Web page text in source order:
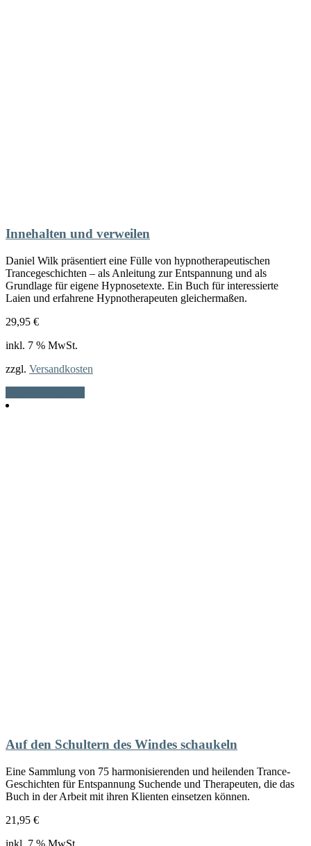
Innehalten und verweilen
Daniel Wilk präsentiert eine Fülle von hypnotherapeutischen
Trancegeschichten – als Anleitung zur Entspannung und als
Grundlage für eigene Hypnosetexte. Ein Buch für interessierte
Laien und erfahrene Hypnotherapeuten gleichermaßen.
29,95 €
inkl. 7 % MwSt.
zzgl. Versandkosten
Auf den Schultern des Windes schaukeln
Eine Sammlung von 75 harmonisierenden und heilenden Trance-
Geschichten für Entspannung Suchende und Therapeuten, die das
Buch in der Arbeit mit ihren Klienten einsetzen können.
21,95 €
inkl. 7 % MwSt.